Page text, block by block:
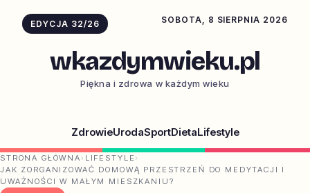
EDYCJA 32/26 SOBOTA, 8 SIERPNIA 2026
wkazdymwieku.pl
Piękna i zdrowa w każdym wieku
ZdrowieUrodaSportDietaLifestyle
STRONA GŁÓWNA › LIFESTYLE ›
JAK ZORGANIZOWAĆ DOMOWĄ PRZESTRZEŃ DO MEDYTACJI I
UWAŻNOŚCI W MAŁYM MIESZKANIU?